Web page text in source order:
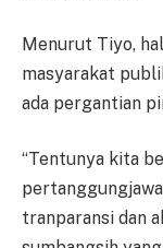
Menurut Tiyo,
masyarakat
ada pergantian
“Tentunya kita
tranparansi dan